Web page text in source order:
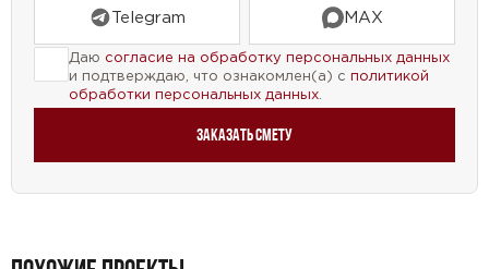
Telegram MAX
Даю согласие на обработку персональных данных
и подтверждаю, что ознакомлен(а) с политикой
обработки персональных данных
Заказать смету